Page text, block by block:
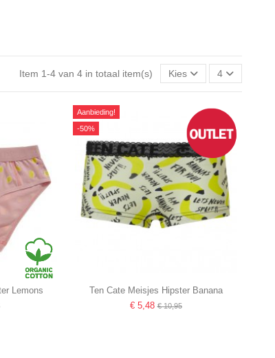
Item 1-4 van 4 in totaal item(s) Kies 4
Lemons
Aanbieding!
-50%
Ten Cate Meisjes Hipster Banana
€ 5,48€ 10,95